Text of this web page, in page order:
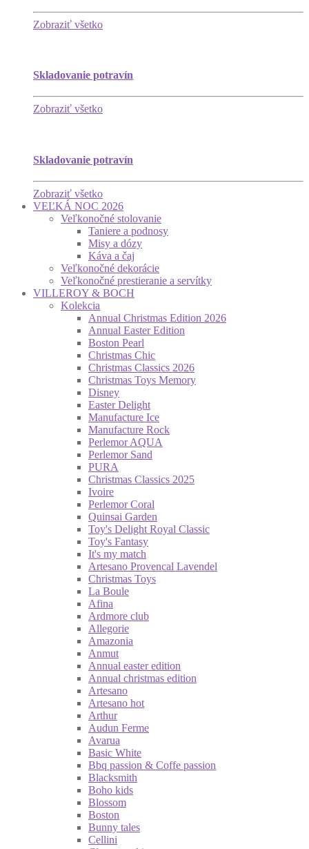
Zobraziť všetko
Skladovanie potravín
Zobraziť všetko
Skladovanie potravín
Zobraziť všetko
VEĽKÁ NOC 2026
Veľkonočné stolovanie
Taniere a podnosy
Misy a dózy
Káva a čaj
Veľkonočné dekorácie
Veľkonočné prestieranie a servítky
VILLEROY & BOCH
Kolekcia
Annual Christmas Edition 2026
Annual Easter Edition
Boston Pearl
Christmas Chic
Christmas Classics 2026
Christmas Toys Memory
Disney
Easter Delight
Manufacture Ice
Manufacture Rock
Perlemor AQUA
Perlemor Sand
PURA
Christmas Classics 2025
Ivoire
Perlemor Coral
Quinsai Garden
Toy's Delight Royal Classic
Toy's Fantasy
It's my match
Artesano Provencal Lavendel
Christmas Toys
La Boule
Afina
Ardmore club
Allegorie
Amazonia
Anmut
Annual easter edition
Annual christmas edition
Artesano
Artesano hot
Arthur
Audun Ferme
Avarua
Basic White
Bbq passion & Coffe passion
Blacksmith
Boho kids
Blossom
Boston
Bunny tales
Cellini